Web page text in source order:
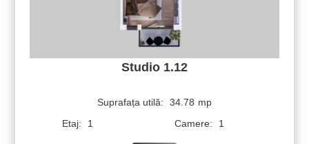
Studio 1.12
Suprafața utilă: 34.78 mp
Etaj:
1 Camere: 1